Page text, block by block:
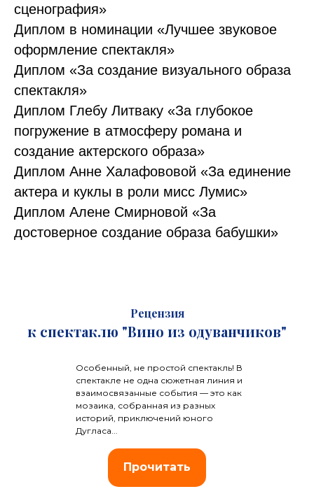
сценография»
Диплом в номинации «Лучшее звуковое
оформление спектакля»
Диплом «За создание визуального образа
спектакля»
Диплом Глебу Литваку «За глубокое
погружение в атмосферу романа и
создание актерского образа»
Диплом Анне Халафововой «За единение
актера и куклы в роли мисс Лумис»
Диплом Алене Смирновой «За
достоверное создание образа бабушки»
Рецензия
к спектаклю "Вино из одуванчиков"
Прочитать
Особенный, не простой спектакль! В
спектакле не одна сюжетная линия и
взаимосвязанные события — это как
мозаика, собранная из разных
историй, приключений юного
Дугласа...